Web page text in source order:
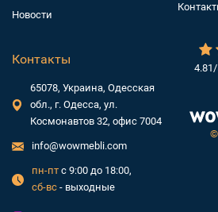
©
Новости
Контакты
65078, Украина, Одесская
обл., г. Одесса, ул.
Космонавтов 32, офис 7004
info@wowmebli.com
пн-пт с 9:00 до 18:00,
сб-вс - выходные